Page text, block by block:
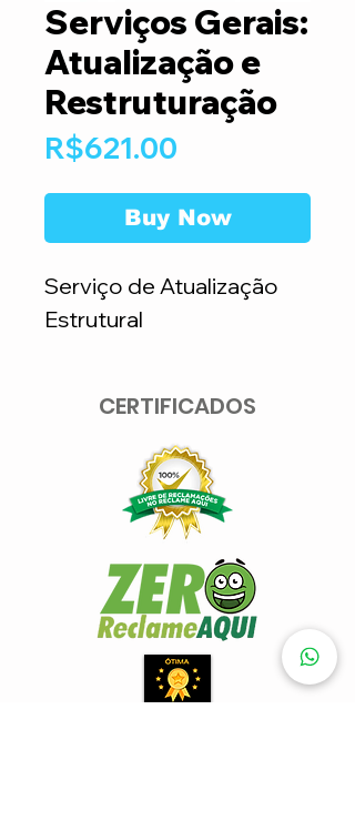
Serviços Gerais:
Atualização e
Restruturação
R$621.00
Buy Now
Serviço de Atualização
Estrutural
CERTIFICADOS